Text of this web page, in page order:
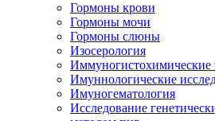
Гормоны крови
Гормоны мочи
Гормоны слюны
Изосерология
Иммуногистохимические
Имуннологические
Имуногематология
Исследование